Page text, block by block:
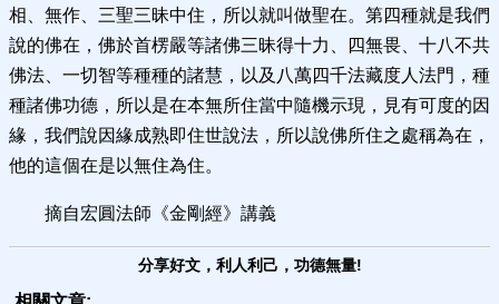
相、無作、三聖三昧中住，所以就叫做聖在。第四種就是我們
說的佛在，佛於首楞嚴等諸佛三昧得十力、四無畏、十八不共
佛法、一切智等種種的諸慧，以及八萬四千法藏度人法門，種
種諸佛功德，所以是在本無所住當中隨機示現，見有可度的因
緣，我們說因緣成熟即住世說法，所以說佛所住之處稱為在，
他的這個在是以無住為住。
摘自宏圓法師《金剛經》講義
分享好文，利人利己，功德無量!